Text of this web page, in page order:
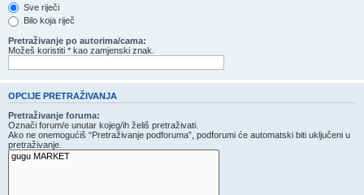
Sve riječi
Bilo koja riječ
Pretraživanje po autorima/cama:
Možeš koristiti * kao zamjenski znak.
OPCIJE PRETRAŽIVANJA
Pretraživanje foruma:
Označi forum/e unutar kojeg/ih želiš pretraživati.
Ako ne onemogućiš “Pretraživanje podforuma”, podforumi će automatski biti uključeni u
pretraživanje.